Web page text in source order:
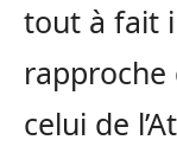
tout à fait
rapproche
celui de